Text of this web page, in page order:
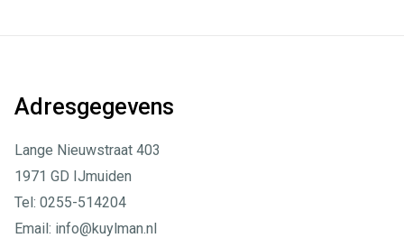
Adresgegevens
Lange Nieuwstraat 403
1971 GD IJmuiden
Tel: 0255-514204
Email: info@kuylman.nl